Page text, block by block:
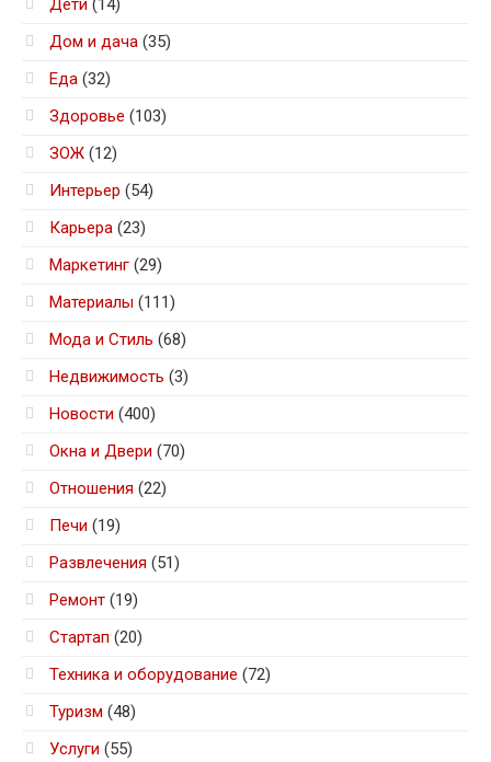
Дети (14)
Дом и дача (35)
Еда (32)
Здоровье (103)
ЗОЖ (12)
Интерьер (54)
Карьера (23)
Маркетинг (29)
Материалы (111)
Мода и Стиль (68)
Недвижимость (3)
Новости (400)
Окна и Двери (70)
Отношения (22)
Печи (19)
Развлечения (51)
Ремонт (19)
Стартап (20)
Техника и оборудование (72)
Туризм (48)
Услуги (55)